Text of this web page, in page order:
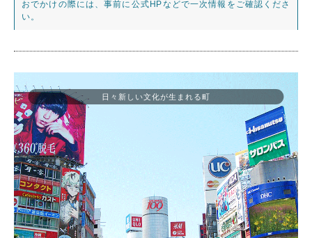
おでかけの際には、事前に公式HPなどで一次情報をご確認くださ
い。
日々新しい文化が生まれる町